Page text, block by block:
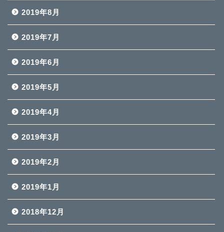
2019年8月
2019年7月
2019年6月
2019年5月
2019年4月
2019年3月
2019年2月
2019年1月
2018年12月